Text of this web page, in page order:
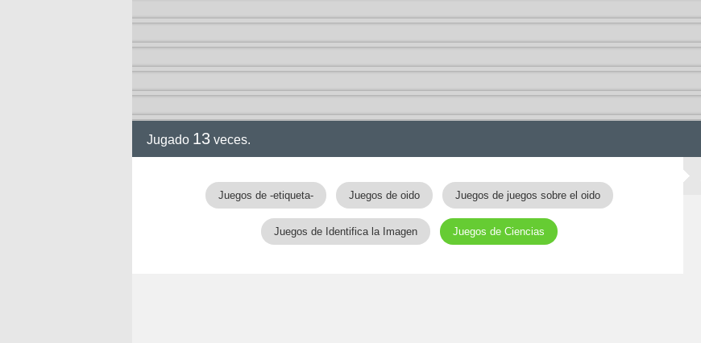
Jugado 13 veces.
Juegos de -etiqueta- Juegos de oido Juegos de juegos sobre el oido
Juegos de Identifica la Imagen Juegos de Ciencias